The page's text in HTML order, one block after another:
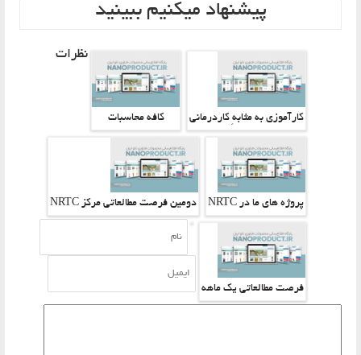
پیشنهاد میکنیم ببینید
کارآموزی به مثابهِ کاردرمانی کافه محاسبات
پروژه های ما در NRTC دومین فرصت مطالعاتی مرکز NRTC
فرصت مطالعاتی یک ماهه
نظرات